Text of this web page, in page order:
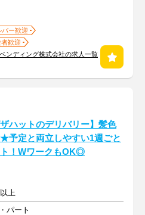
バー歓迎
歓迎
ンディング株式会社の求人一覧
ザハットのデリバリー】髪色
予定と両立しやすい1週ごと
！WワークもOK◎
上
パート